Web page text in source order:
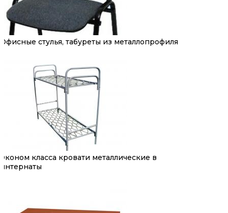
Офисные стулья, табуреты из металлопрофиля
Эконом класса кровати металлические в
интернаты